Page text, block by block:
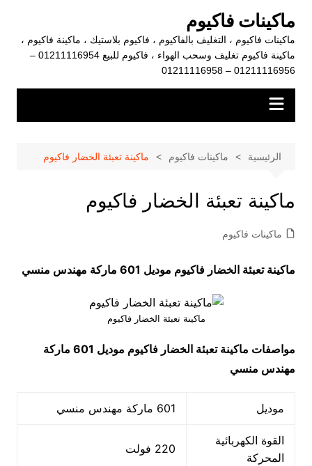
المحتوى
ماكينات فاكيوم
ماكينات فاكيوم ، التغليف بالفاكيوم ، فاكيوم بلاستيك ، ماكينة فاكيوم ،
ماكينة فاكيوم تغليف وسحب الهواء ، فاكيوم للبيع 01211116954 –
01211116956 – 01211116958
الرئيسية ماكينات فاكيوم ماكينة تعبئة الخضار فاكيوم
ماكينة تعبئة الخضار فاكيوم
ماكينات فاكيوم
ماكينة تعبئة الخضار فاكيوم موديل 601 ماركة مهندس منسي
ماكينة تعبئة الخضار فاكيوم
مواصفات ماكينة تعبئة الخضار فاكيوم
موديل 601 ماركة
مهندس منسي
موديل 601 ماركة مهندس منسي
القوة الكهربائية
المحركة
220 فولت